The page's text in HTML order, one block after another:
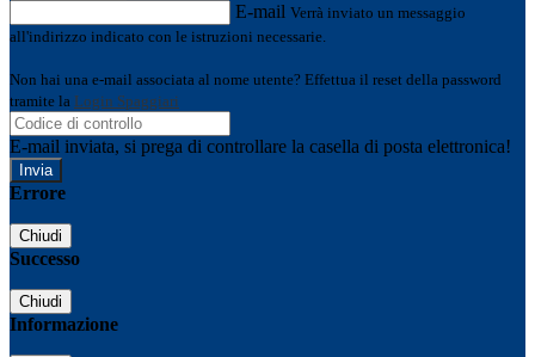
E-mail Verrà inviato un messaggio
all'indirizzo indicato con le istruzioni necessarie.
Non hai una e-mail associata al nome utente? Effettua il reset della password
tramite la Login Spaggiari
E-mail inviata, si prega di controllare la casella di posta elettronica!
Errore
Chiudi
Successo
Chiudi
Informazione